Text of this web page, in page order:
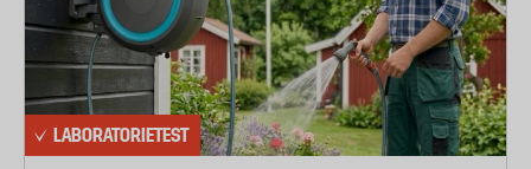
LABORATORIETEST